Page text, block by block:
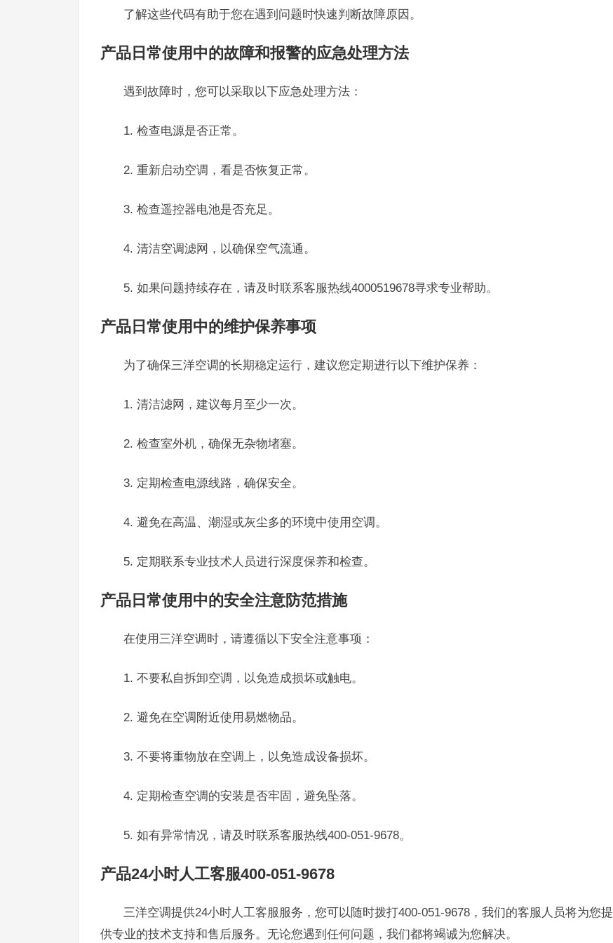
了解这些代码有助于您在遇到问题时快速判断故障原因。
产品日常使用中的故障和报警的应急处理方法
遇到故障时，您可以采取以下应急处理方法：
1. 检查电源是否正常。
2. 重新启动空调，看是否恢复正常。
3. 检查遥控器电池是否充足。
4. 清洁空调滤网，以确保空气流通。
5. 如果问题持续存在，请及时联系客服热线4000519678寻求专业帮助。
产品日常使用中的维护保养事项
为了确保三洋空调的长期稳定运行，建议您定期进行以下维护保养：
1. 清洁滤网，建议每月至少一次。
2. 检查室外机，确保无杂物堵塞。
3. 定期检查电源线路，确保安全。
4. 避免在高温、潮湿或灰尘多的环境中使用空调。
5. 定期联系专业技术人员进行深度保养和检查。
产品日常使用中的安全注意防范措施
在使用三洋空调时，请遵循以下安全注意事项：
1. 不要私自拆卸空调，以免造成损坏或触电。
2. 避免在空调附近使用易燃物品。
3. 不要将重物放在空调上，以免造成设备损坏。
4. 定期检查空调的安装是否牢固，避免坠落。
5. 如有异常情况，请及时联系客服热线400-051-9678。
产品24小时人工客服400-051-9678
三洋空调提供24小时人工客服服务，您可以随时拨打400-051-9678，我们的客服人员将为您提
供专业的技术支持和售后服务。无论您遇到任何问题，我们都将竭诚为您解决。